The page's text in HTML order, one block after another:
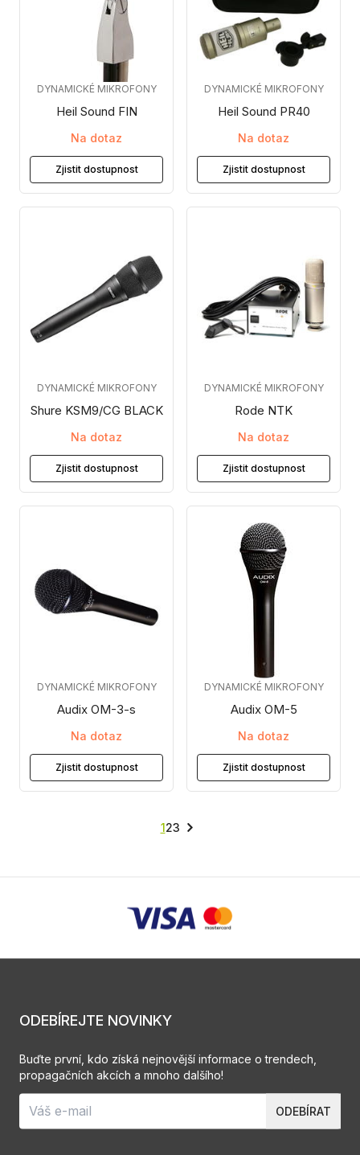
Heil Sound FIN
DYNAMICKÉ MIKROFONY
Na dotaz
Zjistit dostupnost
Heil Sound PR40
DYNAMICKÉ MIKROFONY
Na dotaz
Zjistit dostupnost
Shure KSM9/CG BLACK
DYNAMICKÉ MIKROFONY
Na dotaz
Zjistit dostupnost
Rode NTK
DYNAMICKÉ MIKROFONY
Na dotaz
Zjistit dostupnost
Audix OM-3-s
DYNAMICKÉ MIKROFONY
Na dotaz
Zjistit dostupnost
Audix OM-5
DYNAMICKÉ MIKROFONY
Na dotaz
Zjistit dostupnost
123
ODEBÍREJTE NOVINKY
Buďte první, kdo získá nejnovější informace o trendech,
propagačních akcích a mnoho dalšího!
ODEBÍRAT